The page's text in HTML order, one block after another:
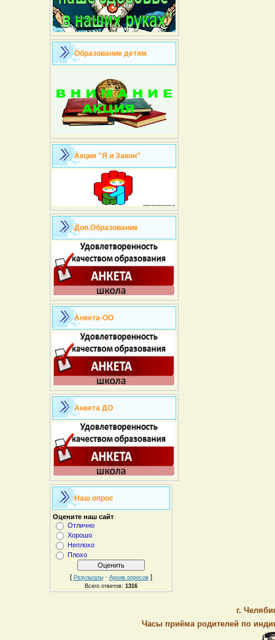
Образование детям
Акция "Я и Закон"
Доп.Образование
Анкета-ОО
Анкета ДО
Наш опрос
Оцените наш сайт
Отлично
Хорошо
Неплохо
Плохо
[ Результаты· Архив опросов]
Всего ответов: 1316
г.
Часы приёма родителей по